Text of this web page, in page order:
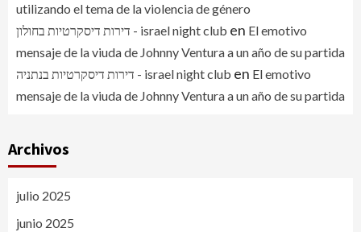
utilizando el tema de la violencia de género
דירות דיסקרטיות בחולון - israel night club en El emotivo
mensaje de la viuda de Johnny Ventura a un año de su partida
דירות דיסקרטיות בנתניה - israel night club en El emotivo
mensaje de la viuda de Johnny Ventura a un año de su partida
Archivos
julio 2025
junio 2025